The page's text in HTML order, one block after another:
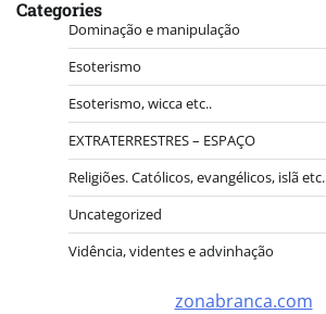
Categories
Dominação e manipulação
Esoterismo
Esoterismo, wicca etc..
EXTRATERRESTRES – ESPAÇO
Religiões. Católicos, evangélicos, islã etc.
Uncategorized
Vidência, videntes e advinhação
zonabranca.com